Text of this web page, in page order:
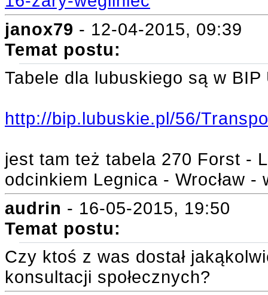
janox79 - 12-04-2015, 09:39
Temat postu:
Tabele dla lubuskiego są w BIP
http://bip.lubuskie.pl/56/
jest tam też tabela 270 Forst -
odcinkiem Legnica - Wrocław
audrin - 16-05-2015, 19:50
Temat postu:
Czy ktoś z was dostał
konsultacji społecznych?